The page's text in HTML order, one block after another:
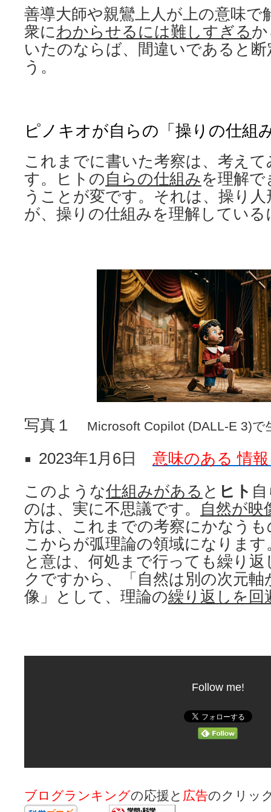
善導大師や親鸞上人が上の意味で
衆にわからせるには難しすぎる
いたのならば、間違いであると
う。
ピノキオが自らの「操りの仕組
これまでに書いた考察は、考え
す。ヒトの自らの仕組みを理解
うことが変です。それは、操り
が、操りの仕組みを理解してい
写真１ Microsoft Copilot (DALL-E 3)で
2023年1月6日 意味のある 情
このような仕組みがある と ヒト
のは、実に不思議です。
自然が映
方は、これまでの考察にかなう
こからが弧理論の領域になりま
と意は、何処まで行っても繰り
クですから、「自然は別の次元
像」として、理論の繰り返しを回
Follow me!
ブログランキングの応援と 広告のクリッ